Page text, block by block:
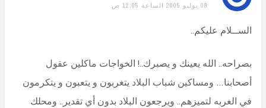
08 يوليو 2005 الساعة 12:05 ص
الســلام عليكم..
بصراحه.. الله يعينك و يصبرك..! الخواجات ماكلين عقول
أصحابنا… ومساكين شباب البلاد يتغربون و يتعبون و يتكرمون
في الغربه لتميزهم.. ويرجعون البلاد بدون أي تقدير.. ومحلك